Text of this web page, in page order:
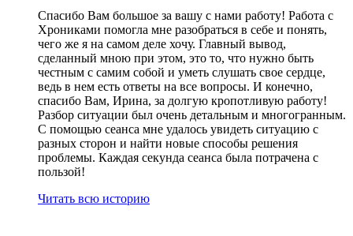
Спасибо Вам большое за вашу с нами работу! Работа с
Хрониками помогла мне разобраться в себе и понять,
чего же я на самом деле хочу. Главный вывод,
сделанный мною при этом, это то, что нужно быть
честным с самим собой и уметь слушать свое сердце,
ведь в нем есть ответы на все вопросы. И конечно,
спасибо Вам, Ирина, за долгую кропотливую работу!
Разбор ситуации был очень детальным и многогранным.
С помощью сеанса мне удалось увидеть ситуацию с
разных сторон и найти новые способы решения
проблемы. Каждая секунда сеанса была потрачена с
пользой!
Читать всю историю